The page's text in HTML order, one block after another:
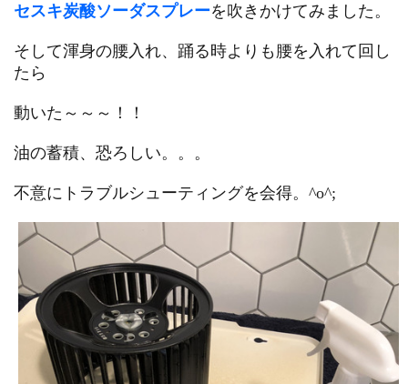
セスキ炭酸ソーダスプレーを吹きかけてみました。
そして渾身の腰入れ、踊る時よりも腰を入れて回し
たら
動いた～～～！！
油の蓄積、恐ろしい。。。
不意にトラブルシューティングを会得。^o^;